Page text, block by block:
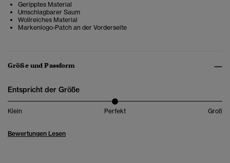
Geripptes Material
Umschlagbarer Saum
Wollreiches Material
Markenlogo-Patch an der Vorderseite
Größe und Passform
Entspricht der Größe
Klein Perfekt Groß
Bewertungen Lesen